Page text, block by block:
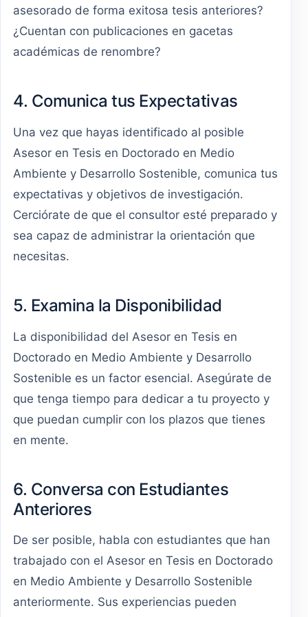
asesorado de forma exitosa tesis anteriores?
¿Cuentan con publicaciones en gacetas
académicas de renombre?
4. Comunica tus Expectativas
Una vez que hayas identificado al posible
Asesor en Tesis en Doctorado en Medio
Ambiente y Desarrollo Sostenible, comunica tus
expectativas y objetivos de investigación.
Cerciórate de que el consultor esté preparado y
sea capaz de administrar la orientación que
necesitas.
5. Examina la Disponibilidad
La disponibilidad del Asesor en Tesis en
Doctorado en Medio Ambiente y Desarrollo
Sostenible es un factor esencial. Asegúrate de
que tenga tiempo para dedicar a tu proyecto y
que puedan cumplir con los plazos que tienes
en mente.
6. Conversa con Estudiantes
Anteriores
De ser posible, habla con estudiantes que han
trabajado con el Asesor en Tesis en Doctorado
en Medio Ambiente y Desarrollo Sostenible
anteriormente. Sus experiencias pueden